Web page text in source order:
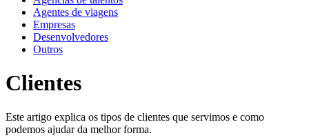
Agentes de viagens
Empresas
Desenvolvedores
Outros
Clientes
Este artigo explica os tipos de clientes que servimos e como
podemos ajudar da melhor forma.